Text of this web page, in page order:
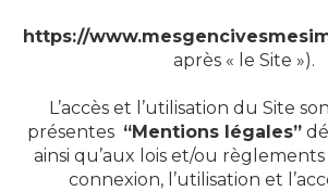
https://
après « le Site »).
L’accès et l’utilisation du Site
présentes “Mentions légales”
ainsi qu’aux lois et/ou règlements
connexion, l’utilisation et